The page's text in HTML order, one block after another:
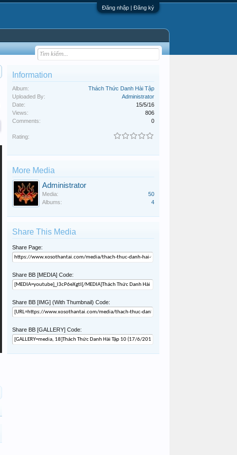
Đăng nhập | Đăng ký
Information
Album:
Thách Thức Danh Hài Tập
Uploaded By:
Administrator
Date:
15/5/16
Views:
806
Comments:
0
Rating:
More Media
Administrator
Media:
50
Albums:
4
Share This Media
Share Page:
Share BB [MEDIA] Code:
Share BB [IMG] (With Thumbnail) Code:
Share BB [GALLERY] Code: